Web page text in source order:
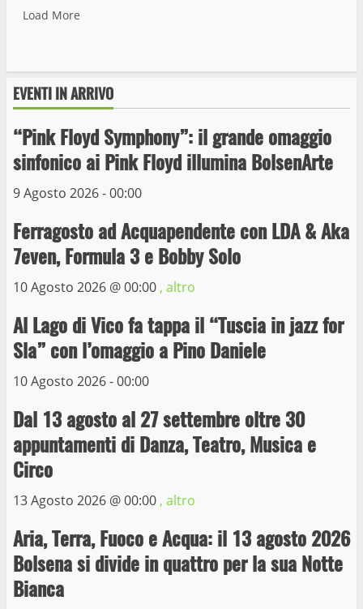
Load More
EVENTI IN ARRIVO
“Pink Floyd Symphony”: il grande omaggio
sinfonico ai Pink Floyd illumina BolsenArte
9 Agosto 2026 - 00:00
Ferragosto ad Acquapendente con LDA & Aka
7even, Formula 3 e Bobby Solo
10 Agosto 2026 @00:00 , altro
Al Lago di Vico fa tappa il “Tuscia in jazz for
Sla” con l’omaggio a Pino Daniele
10 Agosto 2026 - 00:00
Dal 13 agosto al 27 settembre oltre 30
appuntamenti di Danza, Teatro, Musica e
Circo
13 Agosto 2026 @00:00 , altro
Aria, Terra, Fuoco e Acqua: il 13 agosto 2026
Bolsena si divide in quattro per la sua Notte
Bianca
4
La Polizia di Stato arresta il ladro seriale
delle auto in sosta a Viterbo
10 Maggio 2023
5
Prorogata la mostra dei bozzetti di
Michelangelo Buonarroti ospitata al
Museo dei Portici
19 Gennaio 2023
Trasporto pubblico locale, trasferimento
capolinea al terminal Riello dal 15 al 17
giugno
7
Giochi Sportivi Studenteschi di Atletica a
I Carabinieri arrestano due giovani per
detenzione ai fini di spaccio di sostanze